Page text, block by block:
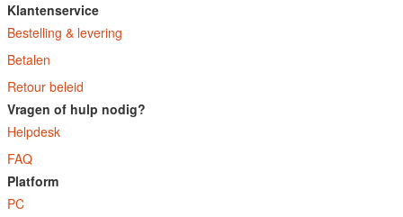
Klantenservice
Bestelling & levering
Betalen
Retour beleid
Vragen of hulp nodig?
Helpdesk
FAQ
Platform
PC